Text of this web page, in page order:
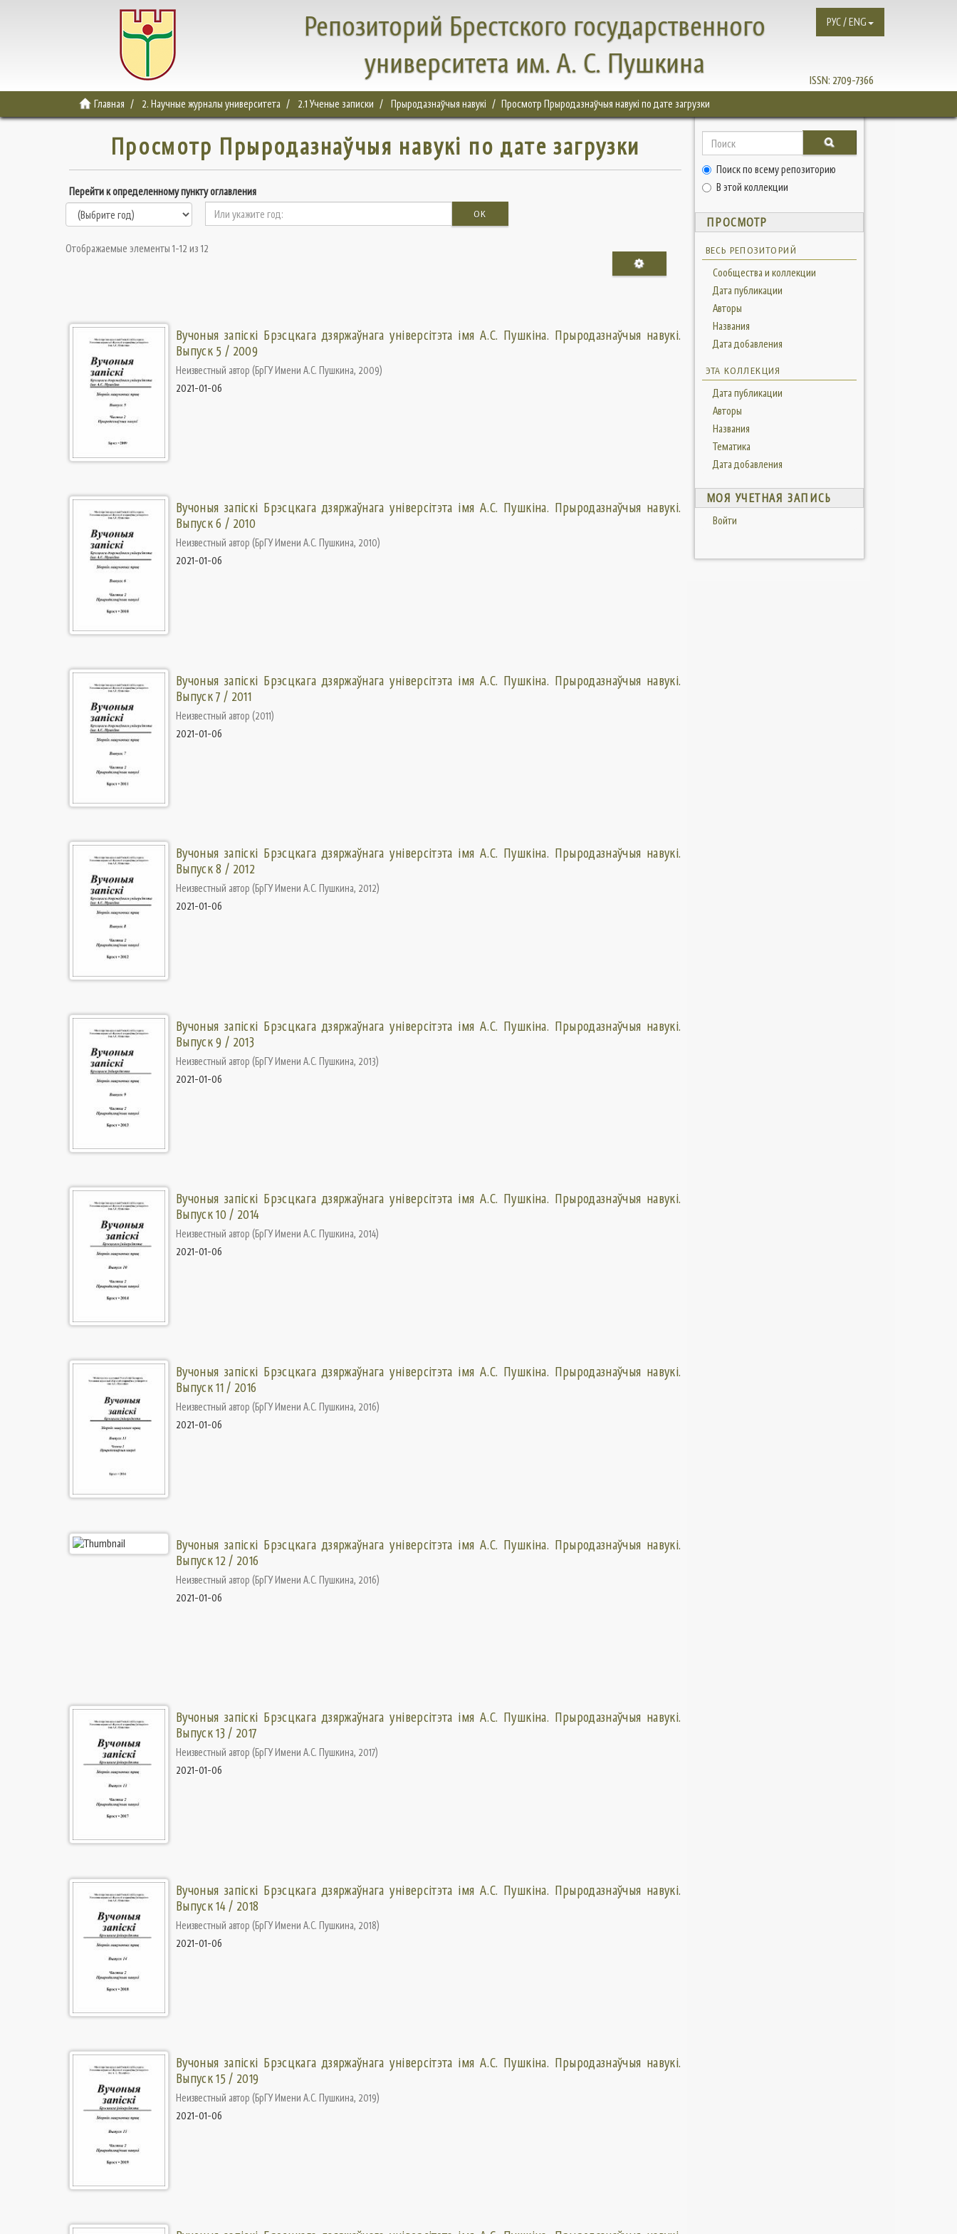
Репозиторий Брестского государственного
университета им. А. С. Пушкина
ISSN: 2709-7366
РУС / ENG
Главная 2. Научные журналы университета 2.1 Ученые записки Прыродазнаўчыя навукі Просмотр Прыродазнаўчыя навукі по дате загрузки
Просмотр Прыродазнаўчыя навукі по дате загрузки
Перейти к определенному пункту оглавления
OK
Отображаемые элементы 1-12 из 12
Вучоныя запіскі Брэсцкага дзяржаўнага універсітэта імя А.С. Пушкіна. Прыродазнаўчыя навукі.
Выпуск 5 / 2009
Неизвестный автор (БрГУ Имени А.С. Пушкина, 2009)
2021-01-06
Вучоныя запіскі Брэсцкага дзяржаўнага універсітэта імя А.С. Пушкіна. Прыродазнаўчыя навукі.
Выпуск 6 / 2010
Неизвестный автор (БрГУ Имени А.С. Пушкина, 2010)
2021-01-06
Вучоныя запіскі Брэсцкага дзяржаўнага універсітэта імя А.С. Пушкіна. Прыродазнаўчыя навукі.
Выпуск 7 / 2011
Неизвестный автор (2011)
2021-01-06
Вучоныя запіскі Брэсцкага дзяржаўнага універсітэта імя А.С. Пушкіна. Прыродазнаўчыя навукі.
Выпуск 8 / 2012
Неизвестный автор (БрГУ Имени А.С. Пушкина, 2012)
2021-01-06
Вучоныя запіскі Брэсцкага дзяржаўнага універсітэта імя А.С. Пушкіна. Прыродазнаўчыя навукі.
Выпуск 9 / 2013
Неизвестный автор (БрГУ Имени А.С. Пушкина, 2013)
2021-01-06
Вучоныя запіскі Брэсцкага дзяржаўнага універсітэта імя А.С. Пушкіна. Прыродазнаўчыя навукі.
Выпуск 10 / 2014
Неизвестный автор (БрГУ Имени А.С. Пушкина, 2014)
2021-01-06
Вучоныя запіскі Брэсцкага дзяржаўнага універсітэта імя А.С. Пушкіна. Прыродазнаўчыя навукі.
Выпуск 11 / 2016
Неизвестный автор (БрГУ Имени А.С. Пушкина, 2016)
2021-01-06
Вучоныя запіскі Брэсцкага дзяржаўнага універсітэта імя А.С. Пушкіна. Прыродазнаўчыя навукі.
Выпуск 12 / 2016
Неизвестный автор (БрГУ Имени А.С. Пушкина, 2016)
2021-01-06
Вучоныя запіскі Брэсцкага дзяржаўнага універсітэта імя А.С. Пушкіна. Прыродазнаўчыя навукі.
Выпуск 13 / 2017
Неизвестный автор (БрГУ Имени А.С. Пушкина, 2017)
2021-01-06
Вучоныя запіскі Брэсцкага дзяржаўнага універсітэта імя А.С. Пушкіна. Прыродазнаўчыя навукі.
Выпуск 14 / 2018
Неизвестный автор (БрГУ Имени А.С. Пушкина, 2018)
2021-01-06
Вучоныя запіскі Брэсцкага дзяржаўнага універсітэта імя А.С. Пушкіна. Прыродазнаўчыя навукі.
Выпуск 15 / 2019
Неизвестный автор (БрГУ Имени А.С. Пушкина, 2019)
2021-01-06
Поиск по всему репозиторию
В этой коллекции
ПРОСМОТР
ВЕСЬ РЕПОЗИТОРИЙ
Сообщества и коллекции
Дата публикации
Авторы
Названия
Дата добавления
ЭТА КОЛЛЕКЦИЯ
Дата публикации
Авторы
Названия
Тематика
Дата добавления
МОЯ УЧЕТНАЯ ЗАПИСЬ
Войти